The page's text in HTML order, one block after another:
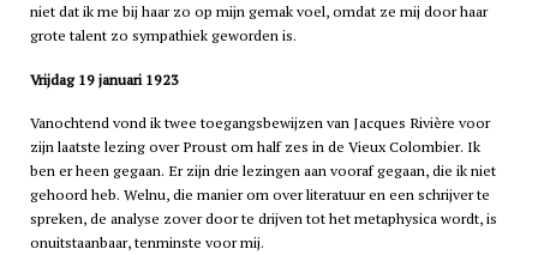
niet dat ik me bij haar zo op mijn gemak voel, omdat ze mij door haar
grote talent zo sympathiek geworden is.
Vrijdag 19 januari 1923
Vanochtend vond ik twee toegangsbewijzen van Jacques Rivière voor
zijn laatste lezing over Proust om half zes in de Vieux Colombier. Ik
ben er heen gegaan. Er zijn drie lezingen aan vooraf gegaan, die ik niet
gehoord heb. Welnu, die manier om over literatuur en een schrijver te
spreken, de analyse zover door te drijven tot het metaphysica wordt, is
onuitstaanbaar, tenminste voor mij.